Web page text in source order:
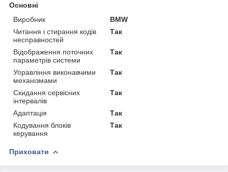
Основні
Виробник
BMW
Читання і стирання кодів
несправностей
Так
Відображення поточних
параметрів системи
Так
Управління виконавчими
механізмами
Так
Скидання сервісних
інтервалів
Так
Адаптація
Так
Кодування блоків
керування
Так
Приховати